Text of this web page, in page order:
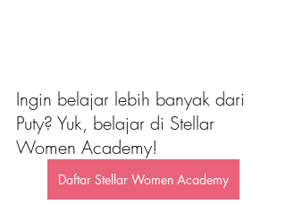
Ingin belajar lebih banyak dari
Puty? Yuk, belajar di Stellar
Women Academy!
Daftar Stellar Women Academy